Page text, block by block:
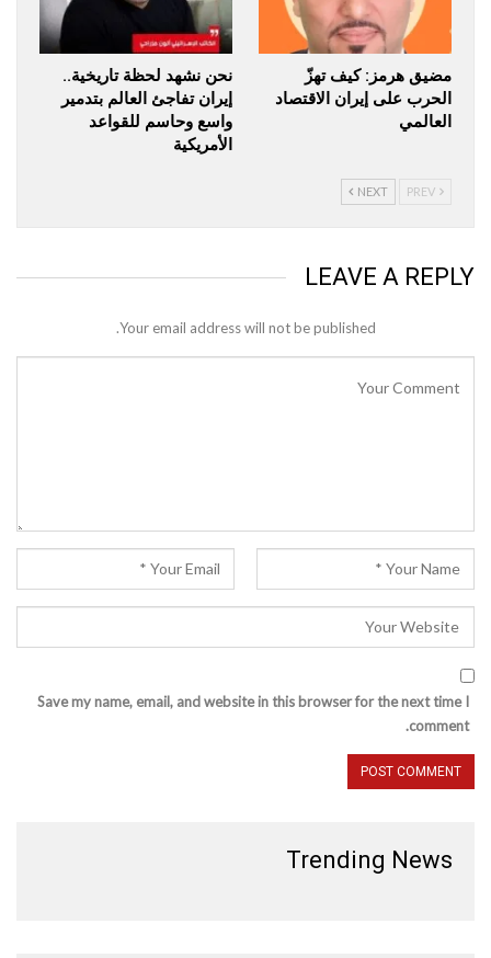
مضيق هرمز: كيف تهزّ
الحرب على إيران الاقتصاد
العالمي
نحن نشهد لحظة تاريخية..
إيران تفاجئ العالم بتدمير
واسع وحاسم للقواعد
الأمريكية
NEXT
LEAVE A REPLY
Your email address will not be published.
Save my name, email, and website in this browser for the next time I
comment.
Trending News